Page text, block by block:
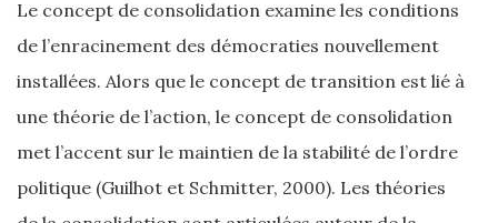
Le concept de consolidation examine les conditions
de l’enracinement des démocraties nouvellement
installées. Alors que le concept de transition est lié à
une théorie de l’action, le concept de consolidation
met l’accent sur le maintien de la stabilité de l’ordre
politique (Guilhot et Schmitter, 2000). Les théories